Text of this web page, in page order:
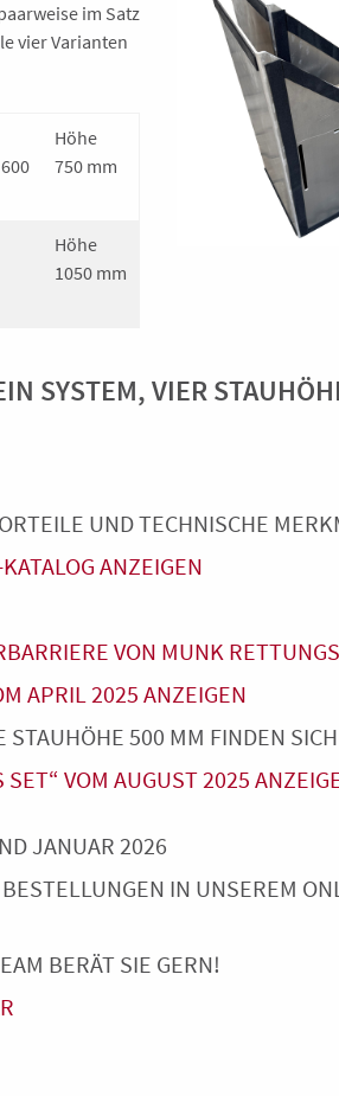
im Satz
vier Varianten
Höhe
750 mm
Höhe
1050 mm
SYSTEM, VIER
UND TECHNISCHE
ANZEIGEN
VON MUNK
APRIL 2025 ANZEIGEN
STAUHÖHE 500 MM FINDEN
VOM AUGUST 2025
JANUAR 2026
IN UNSEREM
BERÄT SIE GERN!